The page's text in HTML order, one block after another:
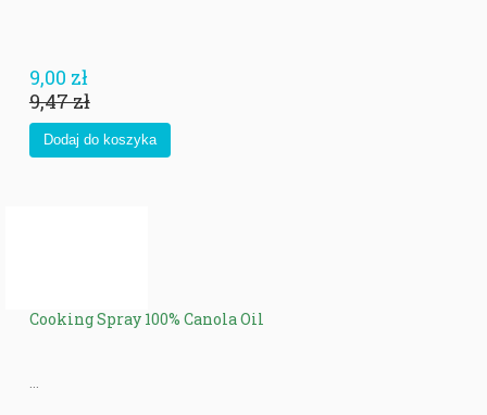
9,00 zł
9,47 zł
Cooking Spray 100% Canola Oil